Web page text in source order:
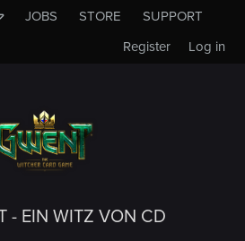
JOBS STORE
SUPPORT
Log in
Register
- EIN WITZ VON CD